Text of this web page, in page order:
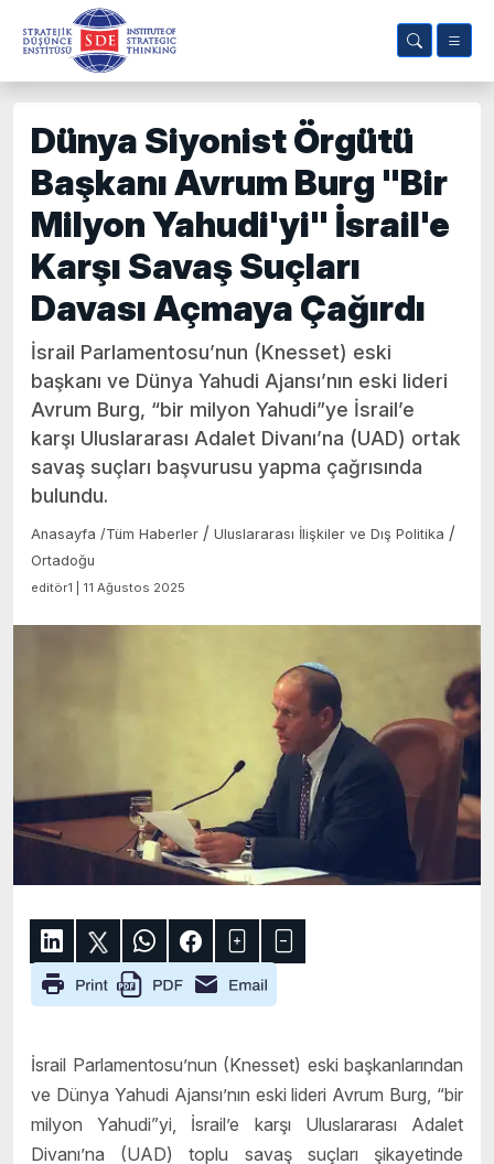
Dünya Siyonist Örgütü
Başkanı Avrum Burg "Bir
Milyon Yahudi'yi" İsrail'e
Karşı Savaş Suçları
Davası Açmaya Çağırdı
İsrail Parlamentosu’nun (Knesset) eski
başkanı ve Dünya Yahudi Ajansı’nın eski lideri
Avrum Burg, “bir milyon Yahudi”ye İsrail’e
karşı Uluslararası Adalet Divanı’na (UAD) ortak
savaş suçları başvurusu yapma çağrısında
bulundu.
Anasayfa /Tüm Haberler / Uluslararası İlişkiler ve Dış Politika /
Ortadoğu
editör1 | 11 Ağustos 2025
İsrail Parlamentosu’nun (Knesset) eski başkanlarından
ve Dünya Yahudi Ajansı’nın eski lideri Avrum Burg, “bir
milyon Yahudi”yi, İsrail’e karşı Uluslararası Adalet
Divanı’na (UAD) toplu savaş suçları şikayetinde